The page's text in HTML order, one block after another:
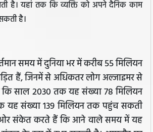
है। यहां तक कि व्यक्ति को अपने दैनिक काम
है।
समय में दुनिया भर में करीब 55 मिलियन
हैं, जिनमें से अधिकतर लोग अल्जाइमर से
कि साल 2030 तक यह संख्या 78 मिलियन
संख्या 139 मिलियन तक पहुंच सकती
संकेत करते हैं कि आने वाले समय में यह